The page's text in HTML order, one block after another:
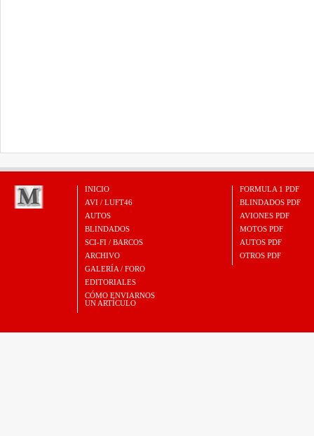
INICIO
AVI / LUFT46
AUTOS
BLINDADOS
SCI-FI / BARCOS
ARCHIVO
GALERÍA / FORO
EDITORIALES
CÓMO ENVIARNOS
UN ARTÍCULO
FORMULA 1 PDF
BLINDADOS PDF
AVIONES PDF
MOTOS PDF
AUTOS PDF
OTROS PDF